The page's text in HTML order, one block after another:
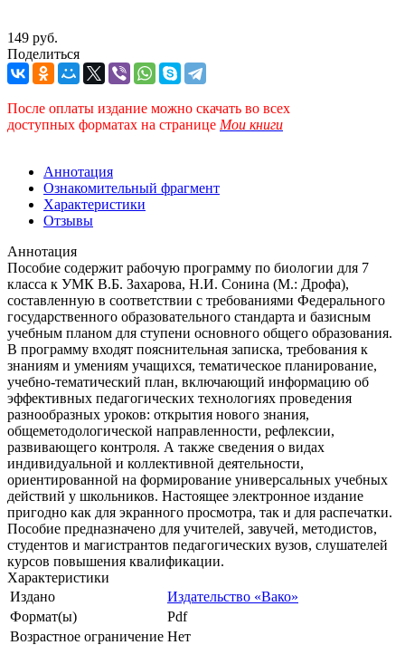
149 руб.
Поделиться
После оплаты издание можно скачать во всех
доступных форматах на странице Мои книги
Аннотация
Ознакомительный фрагмент
Характеристики
Отзывы
Аннотация
Пособие содержит рабочую программу по биологии для 7
класса к УМК В.Б. Захарова, Н.И. Сонина (М.: Дрофа),
составленную в соответствии с требованиями Федерального
государственного образовательного стандарта и базисным
учебным планом для ступени основного общего образования.
В программу входят пояснительная записка, требования к
знаниям и умениям учащихся, тематическое планирование,
учебно-тематический план, включающий информацию об
эффективных педагогических технологиях проведения
разнообразных уроков: открытия нового знания,
общеметодологической направленности, рефлексии,
развивающего контроля. А также сведения о видах
индивидуальной и коллективной деятельности,
ориентированной на формирование универсальных учебных
действий у школьников. Настоящее электронное издание
пригодно как для экранного просмотра, так и для распечатки.
Пособие предназначено для учителей, завучей, методистов,
студентов и магистрантов педагогических вузов, слушателей
курсов повышения квалификации.
Характеристики
Издано
Издательство «Вако»
Формат(ы)
Pdf
Возрастное ограничение Нет